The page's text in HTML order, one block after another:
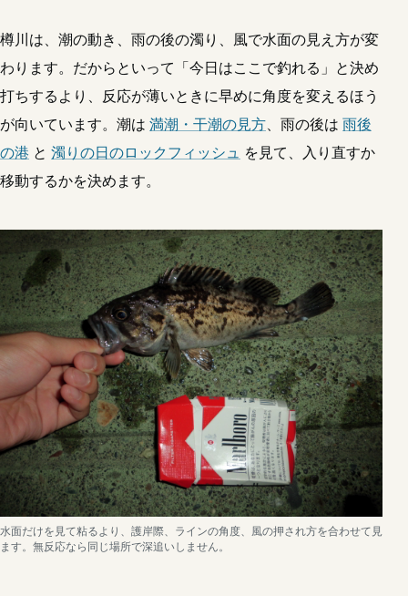
樽川は、潮の動き、雨の後の濁り、風で水面の見え方が変
わります。だからといって「今日はここで釣れる」と決め
打ちするより、反応が薄いときに早めに角度を変えるほう
が向いています。潮は 満潮・干潮の見方、雨の後は 雨後
の港 と 濁りの日のロックフィッシュ を見て、入り直すか
移動するかを決めます。
水面だけを見て粘るより、護岸際、ラインの角度、風の押され方を合わせて見
ます。無反応なら同じ場所で深追いしません。